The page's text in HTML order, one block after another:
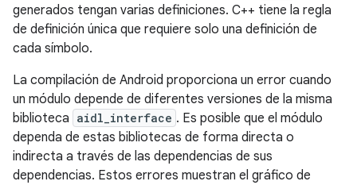
generados tengan varias definiciones. C++ tiene la regla
de definición única que requiere solo una definición de
cada símbolo.
La compilación de Android proporciona un error cuando
un módulo depende de diferentes versiones de la misma
biblioteca aidl_interface . Es posible que el módulo
dependa de estas bibliotecas de forma directa o
indirecta a través de las dependencias de sus
dependencias. Estos errores muestran el gráfico de